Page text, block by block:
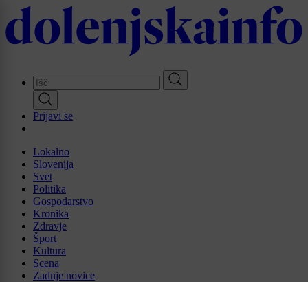
Skip
to
main
Prijavi se
Lokalno
Slovenija
Svet
Politika
Gospodarstvo
Kronika
Zdravje
Šport
Kultura
Scena
Zadnje novice